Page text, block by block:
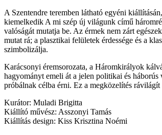
A Szentendre teremben látható egyéni
kiemelkedik A mi szép új világunk című
valóságát mutatja be. Az érmek nem zárt
mutat rá; a plasztikai felületek érdessége és a
szimbolizálja.
Karácsonyi éremsorozata, a Háromkirályok
hagyományt emeli át a jelen politikai és
próbálnak célba érni. Ez a megközelítés
Kurátor: Muladi Brigitta
Kiállító művész: Asszonyi Tamás
Kiállítás design: Kiss Krisztina Noémi